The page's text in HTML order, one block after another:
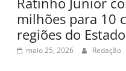
milhões para 10
regiões do Estado
maio 25, 2026 Redação